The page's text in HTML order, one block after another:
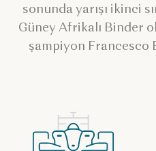
sonunda yarışı ikinci
Güney Afrikalı Binder
şampiyon Francesco